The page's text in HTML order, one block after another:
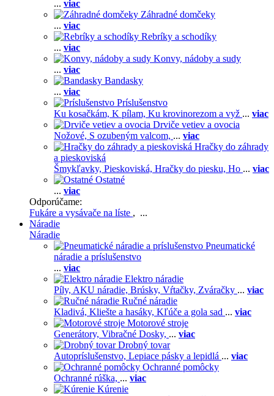
... viac
Záhradné domčeky
... viac
Rebríky a schodíky
... viac
Konvy, nádoby a sudy
... viac
Bandasky
... viac
Príslušenstvo
Ku kosačkám, K pílam, Ku krovinorezom a vyž ... viac
Drviče vetiev a ovocia
Nožové, S ozubeným valcom, ... viac
Hračky do záhrady
a pieskoviská
Šmykľavky, Pieskoviská, Hračky do piesku, Ho ... viac
Ostatné
... viac
Odporúčame:
Fukáre a vysávače na líste , ...
Náradie
Náradie
Pneumatické
náradie a príslušenstvo
... viac
Elektro náradie
Píly, AKU náradie, Brúsky, Vŕtačky, Zváračky ... viac
Ručné náradie
Kladivá, Kliešte a hasáky, Kľúče a gola sad ... viac
Motorové stroje
Generátory, Vibračné Dosky, ... viac
Drobný tovar
Autopríslušenstvo, Lepiace pásky a lepidlá ... viac
Ochranné pomôcky
Ochranné rúška, ... viac
Kúrenie